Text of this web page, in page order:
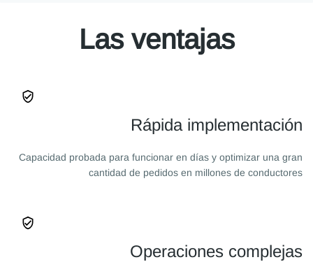
Las ventajas
Rápida implementación
Capacidad probada para funcionar en días y optimizar una gran
cantidad de pedidos en millones de conductores
Operaciones complejas